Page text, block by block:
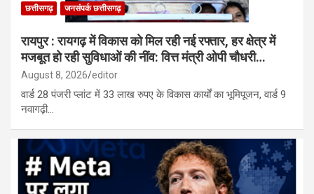
छत्तीसगढ़ जनसंपर्क छत्तीसगढ़
रायपुर : रायगढ़ में विकास को मिल रही नई रफ्तार, हर क्षेत्र में
मजबूत हो रही सुविधाओं की नींव: वित्त मंत्री ओपी चौधरी…
August 8, 2026 editor
वार्ड 28 पंजरी प्लांट में 33 लाख रुपए के विकास कार्यों का भूमिपूजन, वार्ड 9
नवागढ़ी…